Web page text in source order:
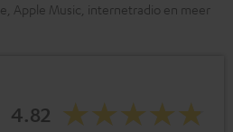
Apple Music, internetradio en meer
4.82